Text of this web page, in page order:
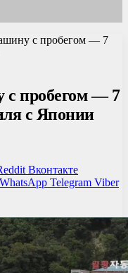
с пробегом — 7
пробегом — 7
с Японии
Вконтакте
WhatsApp Telegram Viber